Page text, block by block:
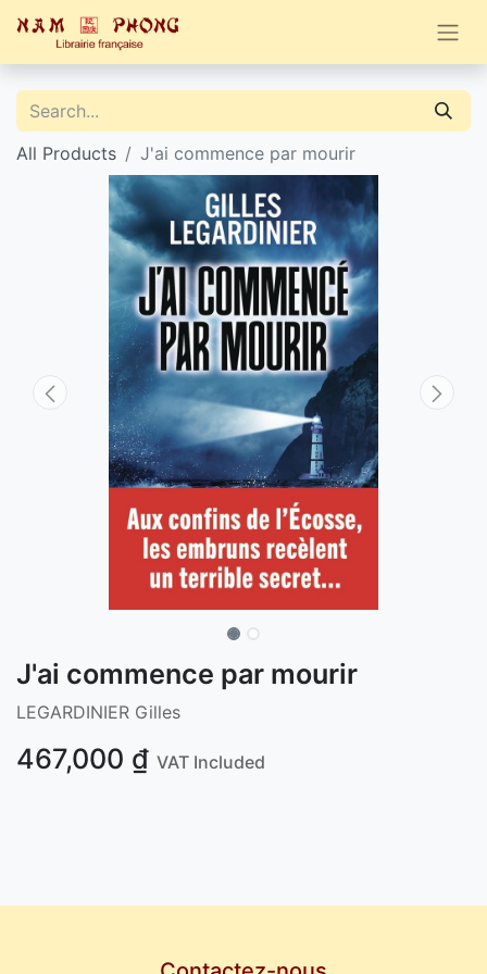
All Products J'ai commence par mourir
J'ai commence par mourir
LEGARDINIER Gilles
467,000 ₫ VAT Included